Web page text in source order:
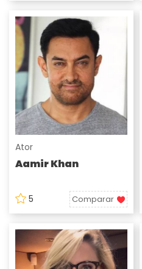
Ator
Aamir Khan
5 Comparar